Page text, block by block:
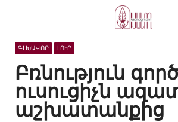
ԳԼԽԱՎՈՐ ԼՈՒՐ
Բռնություն
ուսուցիչն
աշխատանքից